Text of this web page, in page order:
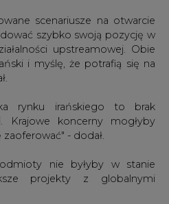
scenariusze na otwarcie
szybko swoją pozycję w
upstreamowej. Obie
i myślę, że potrafią się na
rynku irańskiego to brak
koncerny mogłyby
- dodał.
nie byłyby w stanie
projekty z globalnymi